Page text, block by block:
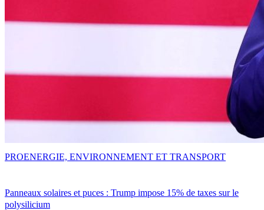
Panneaux solaires et puces : Trump impose 15% de taxes sur le
polysilicium
PROENERGIE, ENVIRONNEMENT ET TRANSPORT